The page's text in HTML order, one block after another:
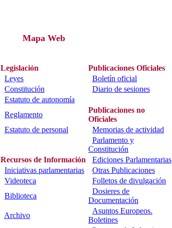
Mapa Web
Legislación Publicaciones Oficiales
Leyes
Boletín oficial
Constitución Diario de sesiones
Estatuto de autonomía
Reglamento
Publicaciones no
Oficiales
Estatuto de personal
Memorias de actividad
Parlamento y
Constitución
Recursos de Información
Ediciones Parlamentarias
Iniciativas parlamentarias Otras Publicaciones
Videoteca
Folletos de divulgación
Biblioteca
Dosieres de
Documentación
Archivo
Asuntos Europeos.
Boletines